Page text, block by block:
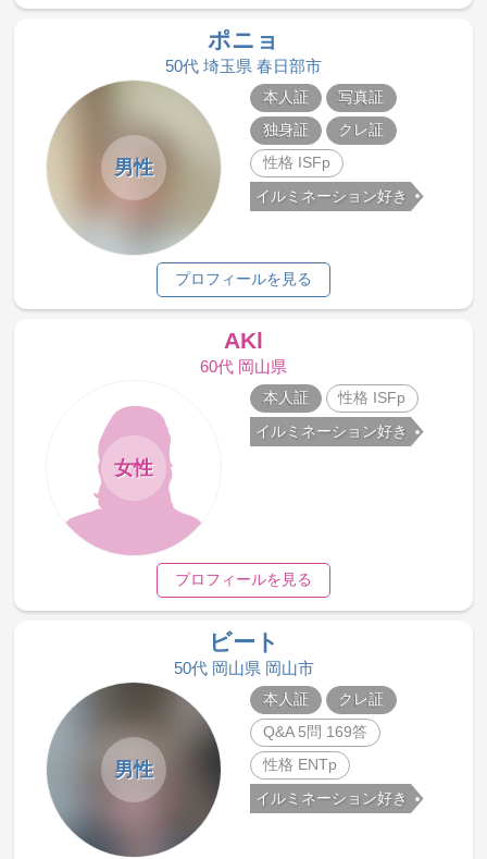
ポニョ
50代 埼玉県 春日部市
男性
本人証
写真証
独身証
クレ証
性格 ISFp
イルミネーション好き
プロフィールを見る
AKl
60代 岡山県
女性
本人証 性格 ISFp
イルミネーション好き
プロフィールを見る
ビート
50代 岡山県 岡山市
男性
本人証
クレ証
Q&A 5問 169答
性格 ENTp
イルミネーション好き